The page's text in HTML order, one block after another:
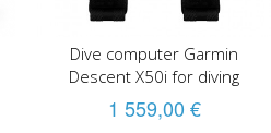
Dive computer Garmin
Descent X50i for diving
1 559,00 €